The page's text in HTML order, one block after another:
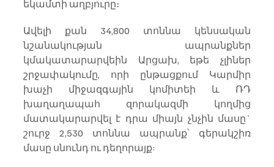
եկամտի աղբյուրը։
Ավելի քան 34,800 տոննա կենսական
նշանակության ապրանքներ
կմակատարարվեին Արցախ, եթե չլիներ
շրջափակումը, որի ընթացքում Կարմիր
խաչի միջազգային կոմիտեի և ՌԴ
խաղաղապահ զորակազմի կողմից
մատակարարվել է դրա միայն չնչին մասը`
շուրջ 2,530 տոննա ապրանք՝ գերակշիռ
մասը սնունդ ու դեղորայք: